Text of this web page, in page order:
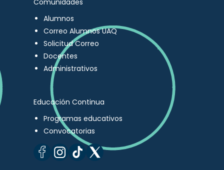
Comunidades
Alumnos
Correo Alumnos UAQ
Solicitud Correo
Docentes
Administrativos
Educación Continua
Programas educativos
Convocatorias